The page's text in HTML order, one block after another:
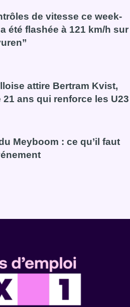
de vitesse ce week-
été flashée à 121 km/h sur
contrôles de vitesse ce week-
attire Bertram Kvist,
ans qui renforce les U23
Gilloise attire Bertram Kvist,
Meyboom : ce qu’il faut
du Meyboom : ce qu’il faut